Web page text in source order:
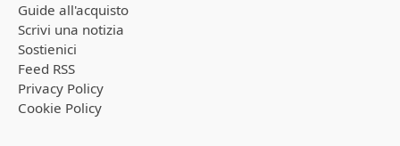
Guide all'acquisto
Scrivi una notizia
Sostienici
Feed RSS
Privacy Policy
Cookie Policy